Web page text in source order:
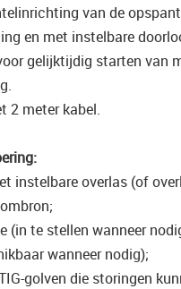
van de
en met instelbare
gelijktijdig starten van
2 meter kabel.
instelbare overlas (of
(in te stellen wanneer
wanneer nodig);
golven die storingen